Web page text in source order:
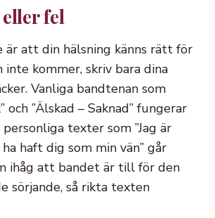
fel
är att din hälsning känns rätt för
inte kommer, skriv bara dina
Vanliga bandtenan som
och ”Älskad – Saknad” fungerar
texter som ”Jag är
haft dig som min vän” går
ihåg att bandet är till för den
sörjande, så rikta texten